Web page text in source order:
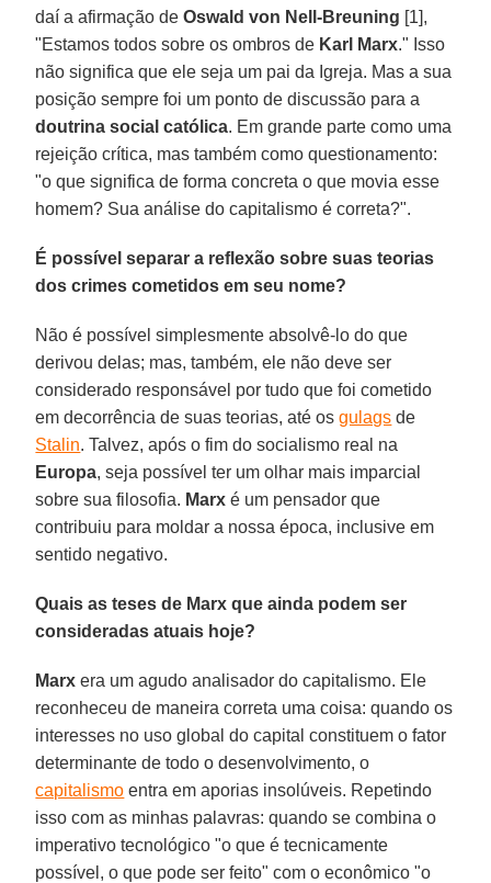
daí a afirmação deOswald von Nell-Breuning [1],
"Estamos todos sobre os ombros de Karl Marx." Isso
não significa que ele seja um pai da Igreja. Mas a sua
posição sempre foi um ponto de discussão para a
doutrina social católica. Em grande parte como uma
rejeição crítica, mas também como questionamento:
"o que significa de forma concreta o que movia esse
homem? Sua análise do capitalismo é correta?".
É possível separar a reflexão sobre suas teorias
dos crimes cometidos em seu nome?
Não é possível simplesmente absolvê-lo do que
derivou delas; mas, também, ele não deve ser
considerado responsável por tudo que foi cometido
em decorrência de suas teorias, até osgulags de
Stalin. Talvez, após o fim do socialismo real na
Europa, seja possível ter um olhar mais imparcial
sobre sua filosofia. Marx é um pensador que
contribuiu para moldar a nossa época, inclusive em
sentido negativo.
Quais as teses de Marx que ainda podem ser
consideradas atuais hoje?
Marx era um agudo analisador do capitalismo. Ele
reconheceu de maneira correta uma coisa: quando os
interesses no uso global do capital constituem o fator
determinante de todo o desenvolvimento, o
capitalismo entra em aporias insolúveis. Repetindo
isso com as minhas palavras: quando se combina o
imperativo tecnológico "o que é tecnicamente
possível, o que pode ser feito" com o econômico "o